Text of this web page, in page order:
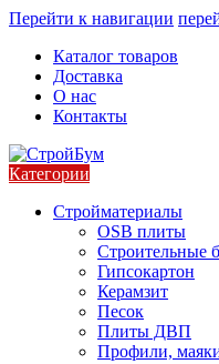
Перейти к навигации
Каталог товаров
Доставка
О нас
Контакты
Категории
Стройматериалы
OSB плиты
Строительные
Гипсокартон
Керамзит
Песок
Плиты ДВП
Профили,